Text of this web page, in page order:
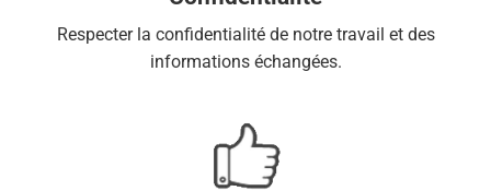
Respecter la confidentialité de notre travail et des
informations échangées.